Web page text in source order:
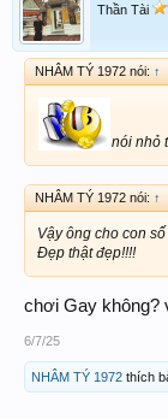
Thần Tài
NHÂM TÝ 1972 nói: ↑
nói nhỏ
NHÂM TÝ 1972 nói: ↑
Vậy ông cho con
Đẹp thật đẹp!!!!
chơi Gay không?
6/7/25
NHÂM TÝ 1972 thích